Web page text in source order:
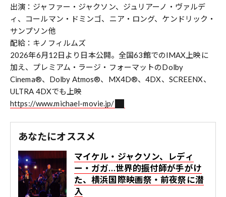
出演：ジャファー・ジャクソン、ジュリアーノ・ヴァルデ
ィ、コールマン・ドミンゴ、ニア・ロング、ケンドリック・
サンプソン他
配給：キノフィルムズ
2026年6月12日より日本公開。全国63館でのIMAX上映に
加え、プレミアム・ラージ・フォーマットのDolby
Cinema®、Dolby Atmos®、MX4D®、4DX、SCREENX、
ULTRA 4DXでも上映
https://www.michael-movie.jp/
あなたにオススメ
マイケル・ジャクソン、レディ
ー・ガガ…世界的振付師が手がけ
た、横浜国際映画祭・前夜祭に潜
入